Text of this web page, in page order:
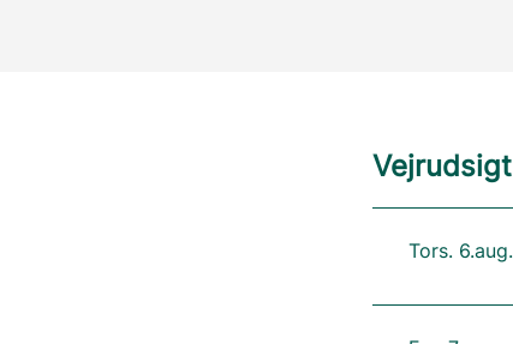
Vejrudsigt
Tors. 6.aug.